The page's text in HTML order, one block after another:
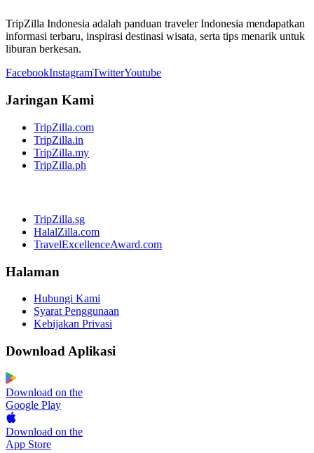
TripZilla Indonesia adalah panduan traveler Indonesia mendapatkan
informasi terbaru, inspirasi destinasi wisata, serta tips menarik untuk
liburan berkesan.
FacebookInstagramTwitterYoutube
Jaringan Kami
TripZilla.com
TripZilla.in
TripZilla.my
TripZilla.ph
TripZilla.sg
HalalZilla.com
TravelExcellenceAward.com
Halaman
Hubungi Kami
Syarat Penggunaan
Kebijakan Privasi
Download Aplikasi
Download on the
Google Play
Download on the
App Store